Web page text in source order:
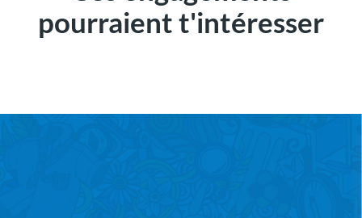
pourraient t'intéresser